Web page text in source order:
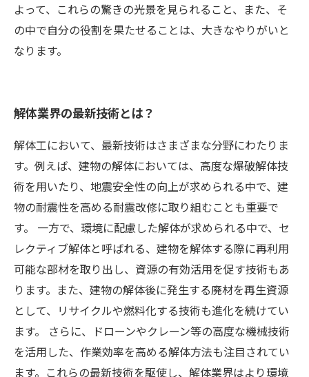
よって、これらの驚きの光景を見られること、また、そ
の中で自分の役割を果たせることは、大きなやりがいと
なります。
解体業界の最新技術とは？
解体工において、最新技術はさまざまな分野にわたりま
す。例えば、建物の解体においては、高度な爆破解体技
術を用いたり、地震安全性の向上が求められる中で、建
物の耐震性を高める耐震改修に取り組むことも重要で
す。 一方で、環境に配慮した解体が求められる中で、セ
レクティブ解体と呼ばれる、建物を解体する際に再利用
可能な部材を取り出し、資源の有効活用を促す技術もあ
ります。また、建物の解体後に発生する廃材を再生資源
として、リサイクルや燃料化する技術も進化を続けてい
ます。 さらに、ドローンやクレーン等の高度な機械技術
を活用した、作業効率を高める解体方法も注目されてい
ます。これらの最新技術を駆使し、解体業界はより環境